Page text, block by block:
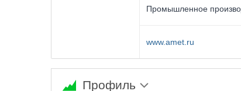
Промышленное
www.amet.ru
Профиль